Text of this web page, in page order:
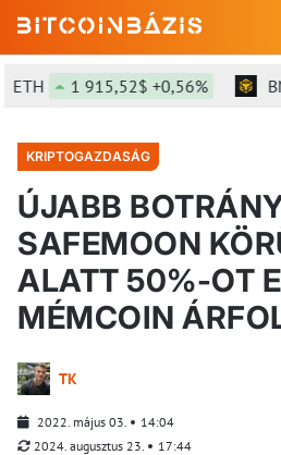
1 915,52$ +0,56%
KRIPTOGAZDASÁG
ÚJABB
SAFEMOON
ALATT 50%-OT
MÉMCOIN
TK
2022. május 03.
14:04
2024. augusztus 23.
17:44